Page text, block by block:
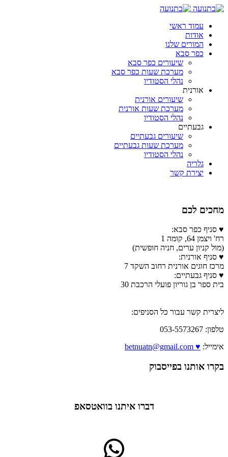
עמוד ראשי
אודות
המורים שלנו
כפר סבא
שיעורים כפר סבא
מערכת שעות כפר סבא
נהלי הסטודיו
אורנית
שיעורים אורנית
מערכת שעות אורנית
נהלי הסטודיו
גבעתיים
שיעורים גבעתיים
מערכת שעות גבעתיים
נהלי הסטודיו
גלריה
יצירת קשר
מחכים לכם
♥ סניף כפר סבא:
רח' ויצמן 64, קומה 1
(מול קניון ערים, חניה חופשית)
♥ סניף אורנית:
מרכז חוגים אורנית רחוב השקד 7
♥ סניף גבעתיים:
בית ספר בן גוריון פועלי הרכבת 30
ליצרית קשר עבור כל הסניפים:
טלפון: 053-5573267
אימייל: ♥ betnuatn@gmail.com
בקרו אותנו בפייסבוק
דברו איתנו בוואטסאפ
WhatsApp